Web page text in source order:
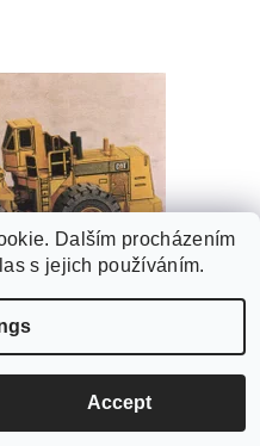
Dalším procházením
s jejich používáním.
Accept